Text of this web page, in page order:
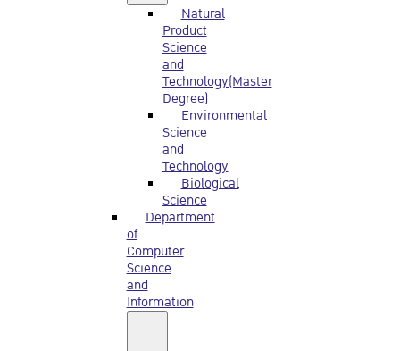
Natural
Product
Science
and
Technology(Master
Degree)
Environmental
Science
and
Technology
Biological
Science
Department
of
Computer
Science
and
Information